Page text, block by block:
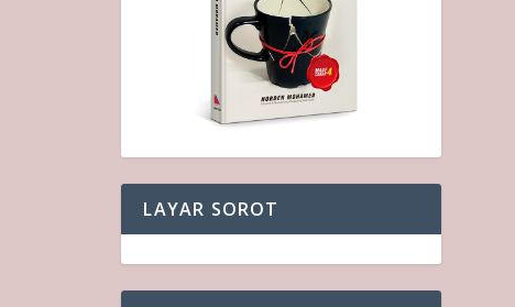
LAYAR SOROT